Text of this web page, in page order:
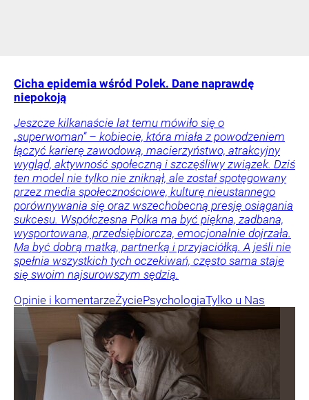
Cicha epidemia wśród Polek. Dane naprawdę
niepokoją
Jeszcze kilkanaście lat temu mówiło się o
„superwoman” – kobiecie, która miała z powodzeniem
łączyć karierę zawodową, macierzyństwo, atrakcyjny
wygląd, aktywność społeczną i szczęśliwy związek. Dziś
ten model nie tylko nie zniknął, ale został spotęgowany
przez media społecznościowe, kulturę nieustannego
porównywania się oraz wszechobecną presję osiągania
sukcesu. Współczesna Polka ma być piękna, zadbana,
wysportowana, przedsiębiorcza, emocjonalnie dojrzała.
Ma być dobrą matką, partnerką i przyjaciółką. A jeśli nie
spełnia wszystkich tych oczekiwań, często sama staje
się swoim najsurowszym sędzią.
Opinie i komentarzeŻyciePsychologiaTylko u Nas